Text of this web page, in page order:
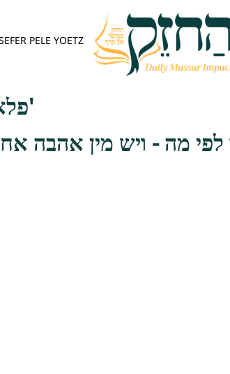
PELE YOETZ
פלא יועץ - אות א'
לפי מה - ויש מין אהבה